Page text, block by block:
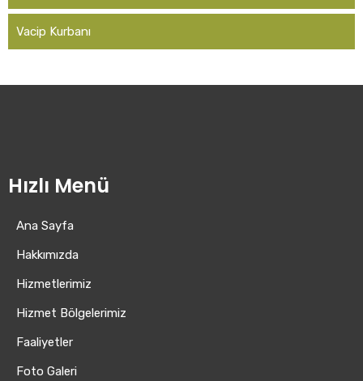
Vacip Kurbanı
Hızlı Menü
Ana Sayfa
Hakkımızda
Hizmetlerimiz
Hizmet Bölgelerimiz
Faaliyetler
Foto Galeri